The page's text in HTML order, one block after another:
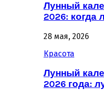
Лунный
2026: когда
28 мая, 2026
Красота
Лунный
2026 года: